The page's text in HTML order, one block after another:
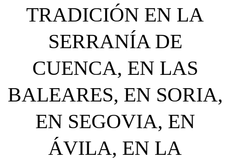
TRADICIÓN EN LA
SERRANÍA DE
CUENCA, EN LAS
BALEARES, EN SORIA,
EN SEGOVIA, EN
ÁVILA, EN LA